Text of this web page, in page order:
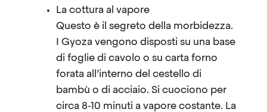
La cottura al vapore
Questo è il segreto della morbidezza.
I Gyoza vengono disposti su una base
di foglie di cavolo o su carta forno
forata all’interno del cestello di
bambù o di acciaio. Si cuociono per
circa 8-10 minuti a vapore costante. La